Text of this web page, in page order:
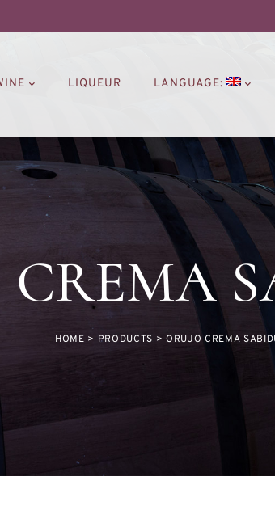
LIQUEUR LANGUAGE:
CREMA
HOME > PRODUCTS > ORUJO CREMA